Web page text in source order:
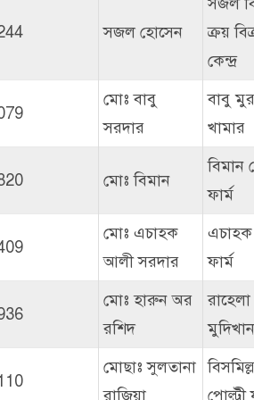
সজল হোসেন
ক্রয়
কেন্দ্র
মোঃ বাবু
সরদার
বাবু
খামার
মোঃ বিমান
বিমান
ফার্ম
মোঃ এচাহক
আলী সরদার
এচাহক
ফার্ম
মোঃ হারুন অর
রশিদ
রাহেলা
মোছাঃ সুলতানা
রাজিয়া
পোল্ট্রী